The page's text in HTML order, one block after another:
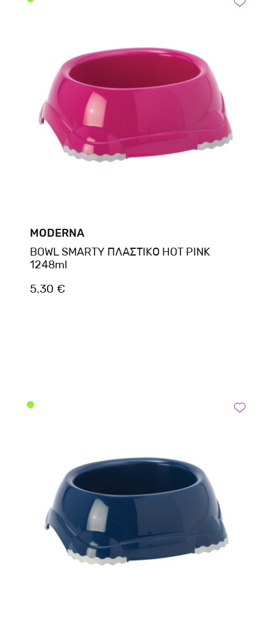
MODERNA
BOWL SMARTY ΠΛΑΣΤΙΚΟ HOT PINK
1248ml
5.30 €